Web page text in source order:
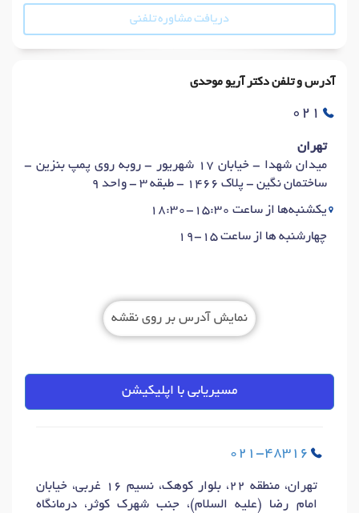
دریافت مشاوره تلفنی
آدرس و تلفن دکتر آریو موحدی
021
تهران
میدان شهدا - خیابان 17 شهریور - روبه روی پمپ بنزین -
ساختمان نگین - پلاک 1466 - طبقه 3 - واحد 9
یکشنبه‌ها از ساعت 15:30-18:30
چهارشنبه ها از ساعت 15-19
نمایش آدرس بر روی نقشه
مسیریابی با اپلیکیشن
021-48316
تهران، منطقه 22، بلوار کوهک، نسیم 16 غربی، خیابان
امام رضا (علیه السلام)، جنب شهرک کوثر، درمانگاه